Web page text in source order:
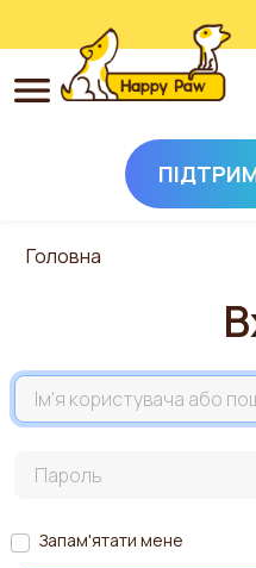
Головна
Назва акаунта
Запам'ятати мене